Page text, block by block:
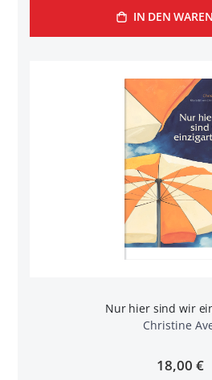
IN DEN
Nur hier sind wir
Christine
18,00 €